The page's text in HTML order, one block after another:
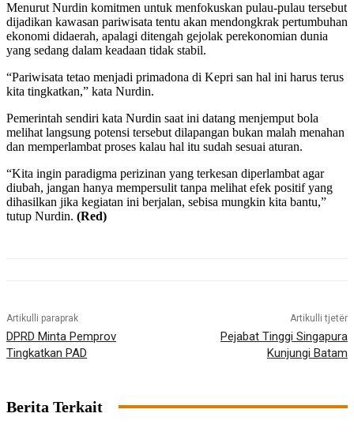
Menurut Nurdin komitmen untuk menfokuskan pulau-pulau tersebut
dijadikan kawasan pariwisata tentu akan mendongkrak pertumbuhan
ekonomi didaerah, apalagi ditengah gejolak perekonomian dunia
yang sedang dalam keadaan tidak stabil.
“Pariwisata tetao menjadi primadona di Kepri san hal ini harus terus
kita tingkatkan,” kata Nurdin.
Pemerintah sendiri kata Nurdin saat ini datang menjemput bola
melihat langsung potensi tersebut dilapangan bukan malah menahan
dan memperlambat proses kalau hal itu sudah sesuai aturan.
“Kita ingin paradigma perizinan yang terkesan diperlambat agar
diubah, jangan hanya mempersulit tanpa melihat efek positif yang
dihasilkan jika kegiatan ini berjalan, sebisa mungkin kita bantu,”
tutup Nurdin. (Red)
Artikulli paraprak
DPRD Minta Pemprov
Tingkatkan PAD
Artikulli tjetër
Pejabat Tinggi Singapura
Kunjungi Batam
Berita Terkait